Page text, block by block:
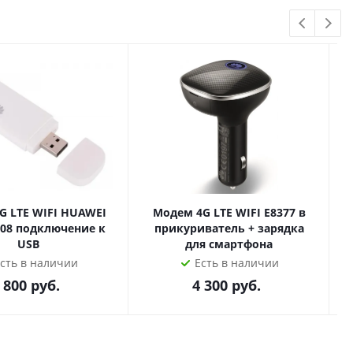
или установкой в Москве или вашем городе с
WIFI HUAWEI
подключение к
USB
в наличии
руб.
Модем 4G LTE WIFI E8377 в
прикуриватель + зарядка
для смартфона
Есть в наличии
4 300руб.